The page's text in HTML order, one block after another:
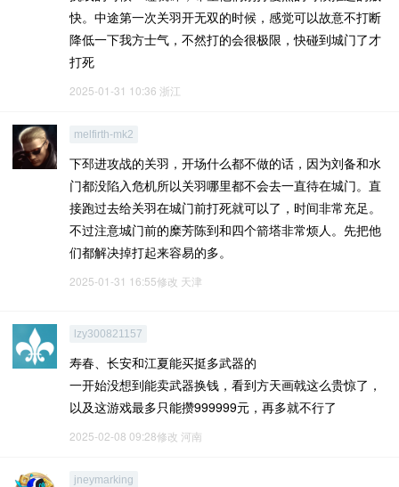
快。中途第一次关羽开无双的时候，感觉可以故意不打断
降低一下我方士气，不然打的会很极限，快碰到城门了才
打死
2025-01-31 10:36 浙江
melfirth-mk2
下邳进攻战的关羽，开场什么都不做的话，因为刘备和水
门都没陷入危机所以关羽哪里都不会去一直待在城门。直
接跑过去给关羽在城门前打死就可以了，时间非常充足。
不过注意城门前的糜芳陈到和四个箭塔非常烦人。先把他
们都解决掉打起来容易的多。
2025-01-31 16:55修改 天津
lzy300821157
寿春、长安和江夏能买挺多武器的
一开始没想到能卖武器换钱，看到方天画戟这么贵惊了，
以及这游戏最多只能攒999999元，再多就不行了
2025-02-08 09:28修改 河南
jneymarking